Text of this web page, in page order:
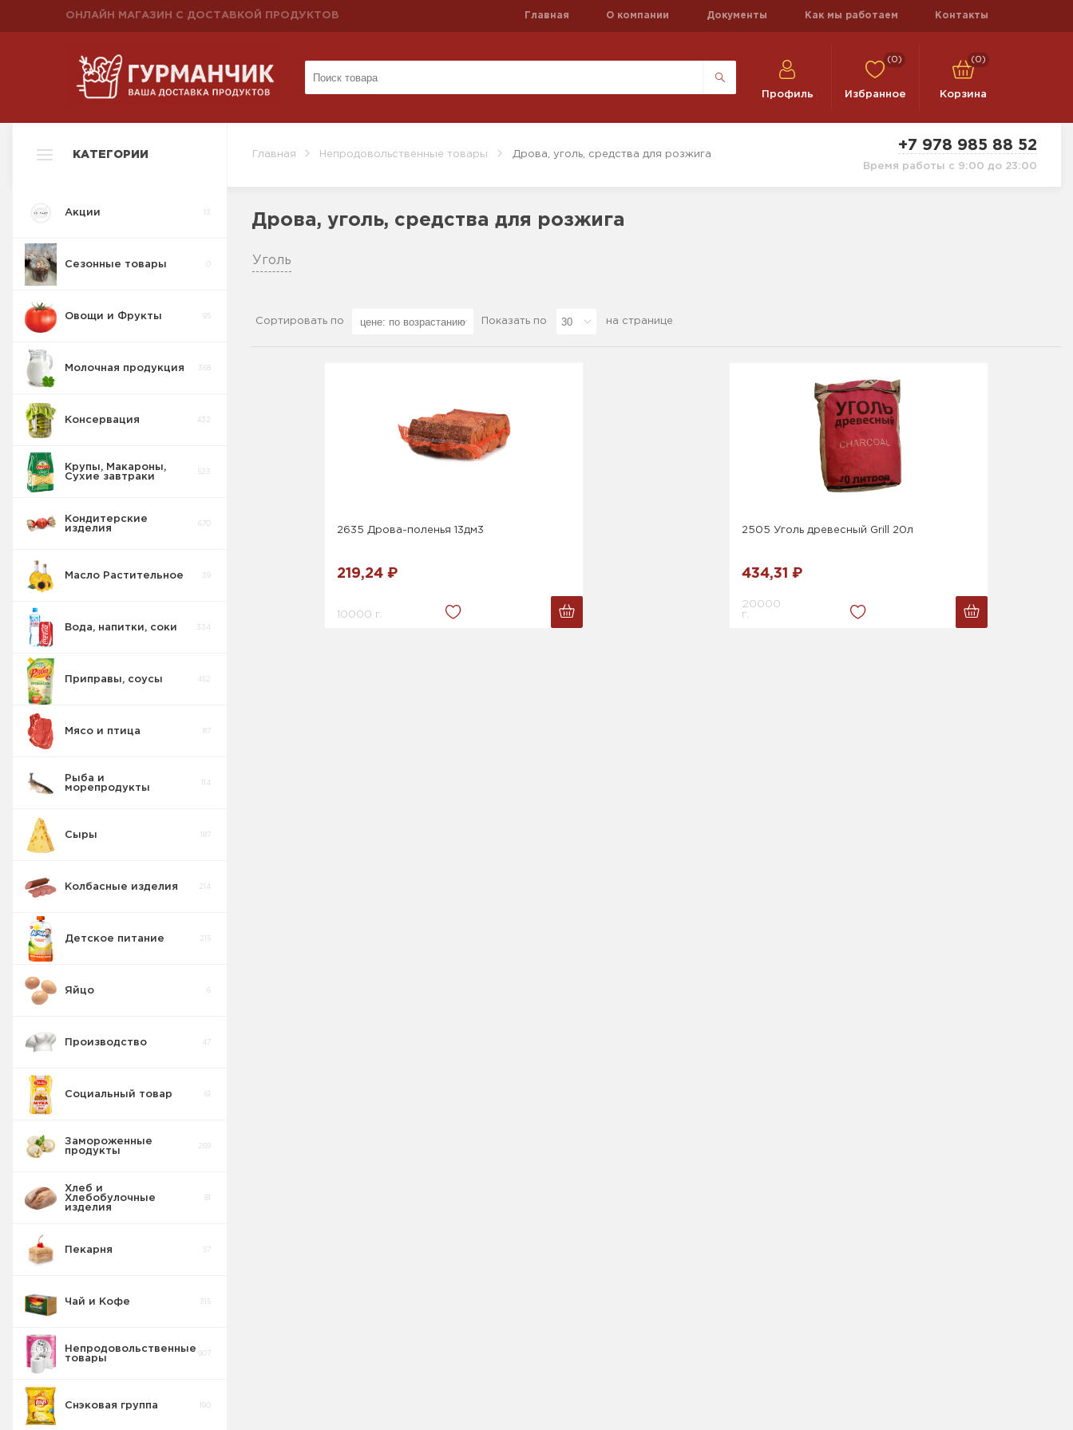
ОНЛАЙН МАГАЗИН С ДОСТАВКОЙ ПРОДУКТОВ Главная О компании Документы Как мы работаем Контакты
Профиль
(0)
Избранное
(0)
Корзина
Главная Непродовольственные товары Дрова, уголь, средства для розжига
+7 978 985 88 52
Время работы с 9:00 до 23:00
КАТЕГОРИИ
Акции 13
Сезонные товары
Овощи и Фрукты 95
Молочная продукция 368
Консервация 432
Крупы, Макароны,
Сухие завтраки
523
Кондитерские
изделия
670
Масло Растительное 39
Вода, напитки, соки 334
Приправы, соусы 452
Мясо и птица 87
Рыба и
морепродукты
114
Сыры 187
Колбасные изделия 214
Детское питание 215
Яйцо 6
Производство 47
Социальный товар 61
Замороженные
продукты
269
Хлеб и
Хлебобулочные
изделия
81
Пекарня 57
Чай и Кофе 315
Непродовольственные
товары
907
Пакеты для
Снэковая группа 190
Дрова, уголь, средства для розжига
Уголь
Сортировать по Показать по на странице
2635 Дрова-поленья 13дм3
219,24 ₽
10000 г.
2505 Уголь древесный Grill 20л
434,31 ₽
20000
г.